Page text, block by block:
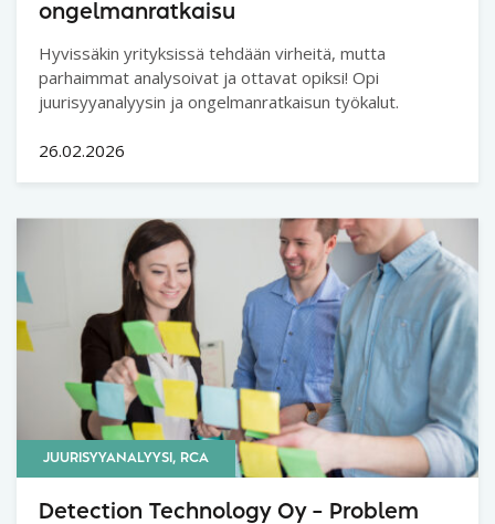
ongelmanratkaisu
Hyvissäkin yrityksissä tehdään virheitä, mutta
parhaimmat analysoivat ja ottavat opiksi! Opi
juurisyyanalyysin ja ongelmanratkaisun työkalut.
26.02.2026
JUURISYYANALYYSI, RCA
Detection Technology Oy – Problem